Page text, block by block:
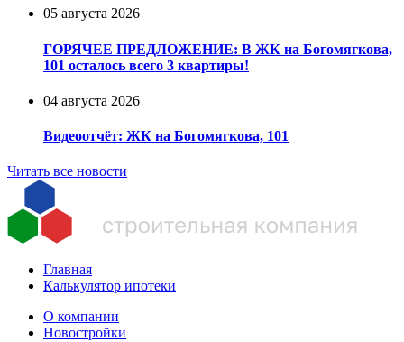
05 августа 2026
ГОРЯЧЕЕ ПРЕДЛОЖЕНИЕ: В ЖК на Богомягкова,
101 осталось всего 3 квартиры!
04 августа 2026
Видеоотчёт: ЖК на Богомягкова, 101
Читать все новости
Главная
Калькулятор ипотеки
О компании
Новостройки